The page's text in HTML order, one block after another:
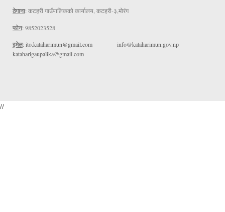
ठेगाना: कटहरी गाउँपालिकको कार्यालय, कटहरी-३,मोरंग
फोन: 9852023528
इमेल: ito.kataharimun@gmail.com
info@kataharimun.gov.np
kataharigaupalika@gmail.com
//